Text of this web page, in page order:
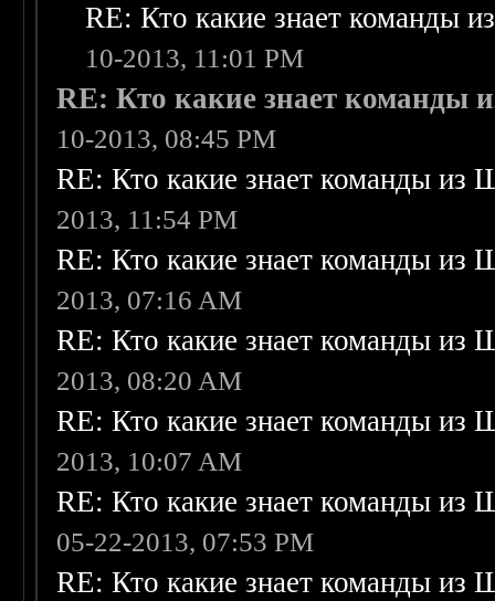
RE: Кто какие знает команды
10-2013, 11:01 PM
RE: Кто какие знает команды
10-2013, 08:45 PM
RE: Кто какие знает команды из
2013, 11:54 PM
RE: Кто какие знает команды из
2013, 07:16 AM
RE: Кто какие знает команды из
2013, 08:20 AM
RE: Кто какие знает команды из
2013, 10:07 AM
RE: Кто какие знает команды из
05-22-2013, 07:53 PM
RE: Кто какие знает команды из